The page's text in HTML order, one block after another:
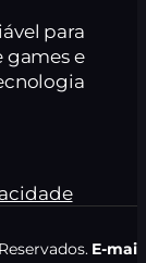
para
games e
E-mail